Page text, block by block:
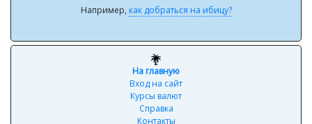
Например, как добраться на ибицу?
На главную
Вход на сайт
Курсы валют
Справка
Контакты